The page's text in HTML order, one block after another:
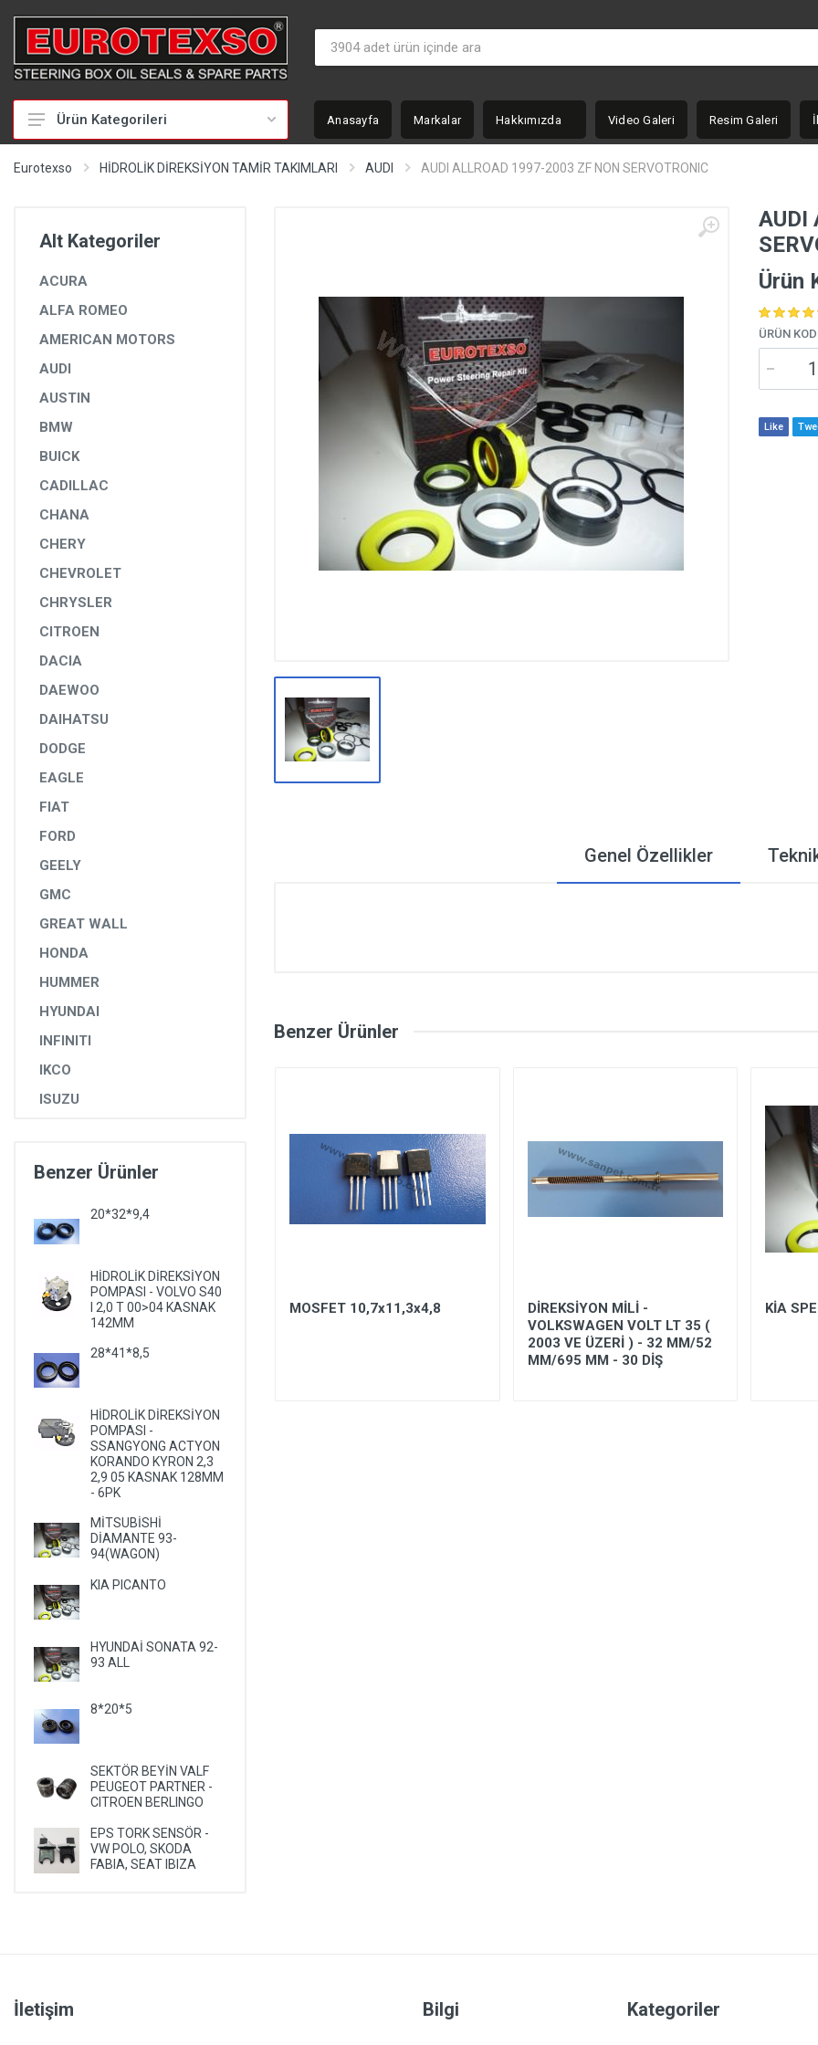
HİDROLİK DİREKSİYON TAMİR TAKIMLARI
POMPA YEDEK PARÇALARI
DİĞER YEDEK PARÇALAR
EPS YEDEK PARÇALARI
RULMANLAR
KÖRÜK VE KELEPÇELER
Ürün Kategorileri Anasayfa Markalar Hakkımızda Video Galeri Resim Galeri
Eurotexso HİDROLİK DİREKSİYON TAMİR TAKIMLARI AUDI AUDI ALLROAD 1997-2003 ZF NON SERVOTRONIC
Alt Kategoriler
ACURA
ALFA ROMEO
AMERICAN MOTORS
AUDI
AUSTIN
BMW
BUICK
CADILLAC
CHANA
CHERY
CHEVROLET
CHRYSLER
CITROEN
DACIA
DAEWOO
DAIHATSU
DODGE
EAGLE
FIAT
FORD
GEELY
GMC
GREAT WALL
HONDA
HUMMER
HYUNDAI
INFINITI
IKCO
ISUZU
KIA
LANCIA
LAND ROVER
LEXUS
LINCOLN
MASERATI
MAZDA
MERCEDES
MERCURY
NISSAN
OLDSMOBILE
OPEL
PEUGEOT
PLYMOUTH
PONTIAC
PORSCHE
RENAULT
SAAB
SATURN
SEAT
SUZUKI
Benzer Ürünler
20*32*9,4
HİDROLİK DİREKSİYON
POMPASI - VOLVO S40
I 2,0 T 00>04 KASNAK
142MM
28*41*8,5
HİDROLİK DİREKSİYON
POMPASI -
SSANGYONG ACTYON
KORANDO KYRON 2,3
2,9 05 KASNAK 128MM
- 6PK
MİTSUBİSHİ
DİAMANTE 93-
94(WAGON)
KIA PICANTO
HYUNDAİ SONATA 92-
93 ALL
8*20*5
SEKTÖR BEYİN VALF
PEUGEOT PARTNER -
CITROEN BERLINGO
EPS TORK SENSÖR -
VW POLO, SKODA
FABIA, SEAT IBIZA
AUDI
Ürün
ÜRÜN
Like
Genel Özellikler
Benzer Ürünler
TIKIRTI BURCU - HONDA
ACCORD 2013 - 3,5 L SEDAN
24.11*27.00/27.50*1.85/15.35
- PLASTİK
MOSFET 10,7x11,3x4,8
DİREKSİYON MİLİ -
VOLKSWAGEN VOLT LT 35 (
2003 VE ÜZERİ ) - 32 MM/52
MM/695 MM - 30 DİŞ
KİA
İletişim Bilgi Kategoriler